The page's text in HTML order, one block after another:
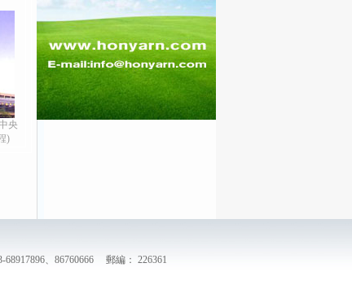
央
)
68917896、86760666 郵編： 226361